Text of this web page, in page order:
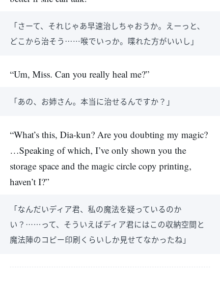
「さーて、それじゃあ早速治しちゃおうか。えーっと、
どこから治そう……喉でいっか。喋れた方がいいし」
“Um, Miss. Can you really heal me?”
「あの、お姉さん。本当に治せるんですか？」
“What’s this, Dia-kun? Are you doubting my magic?
…Speaking of which, I’ve only shown you the
storage space and the magic circle copy printing,
haven’t I?”
「なんだいディア君、私の魔法を疑っているのか
い？……って、そういえばディア君にはこの収納空間と
魔法陣のコピー印刷くらいしか見せてなかったね」